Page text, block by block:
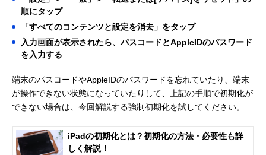
順にタップ
「すべてのコンテンツと設定を消去」をタップ
入力画面が表示されたら、パスコードとAppleIDのパスワード
を入力する
端末のパスコードやAppleIDのパスワードを忘れていたり、端末
が操作できない状態になっていたりして、上記の手順で初期化が
できない場合は、今回解説する強制初期化を試してください。
iPadの初期化とは？初期化の方法・必要性も詳
しく解説！